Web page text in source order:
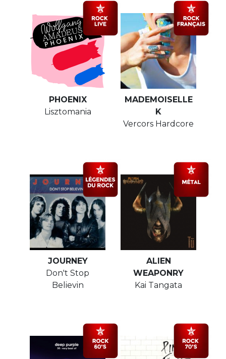
PHOENIX
Lisztomania
MADEMOISELLE
K
Vercors Hardcore
JOURNEY
Don't Stop
Believin
ALIEN
WEAPONRY
Kai Tangata